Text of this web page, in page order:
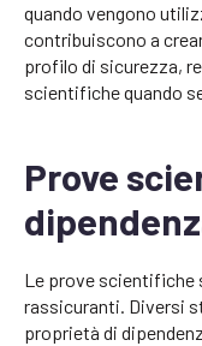
quando vengono
contribuiscono a
profilo di sicurezza,
scientifiche quando
Prove
Le prove scientifiche
rassicuranti. Diversi
proprietà di